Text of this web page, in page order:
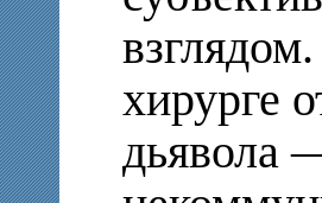
хирурге
дьявола